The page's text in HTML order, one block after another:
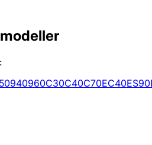
940960C30C40C70EC40ES90